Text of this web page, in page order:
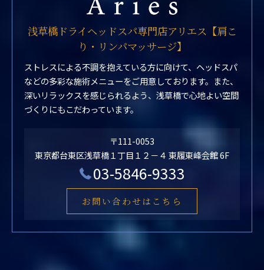
浅草橋ドライヘッドスパ専門店アリエス【肩こ
り・リンパマッサージ】
ストレスによる不調を抱えている方に向けて、ヘッドスパ
などの多彩な施術メニューをご用意しております。また、
深いリラックスを感じられるよう、浅草橋で心地よい空間
づくりにもこだわっています。
〒111-0053
東京都台東区浅草橋１丁目１２－４ 東履東峰会館 6F
03-5846-9333
お問い合わせはこちら